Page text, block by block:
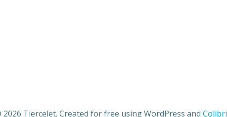
Tiercelet. Created for free using WordPress and Colibri